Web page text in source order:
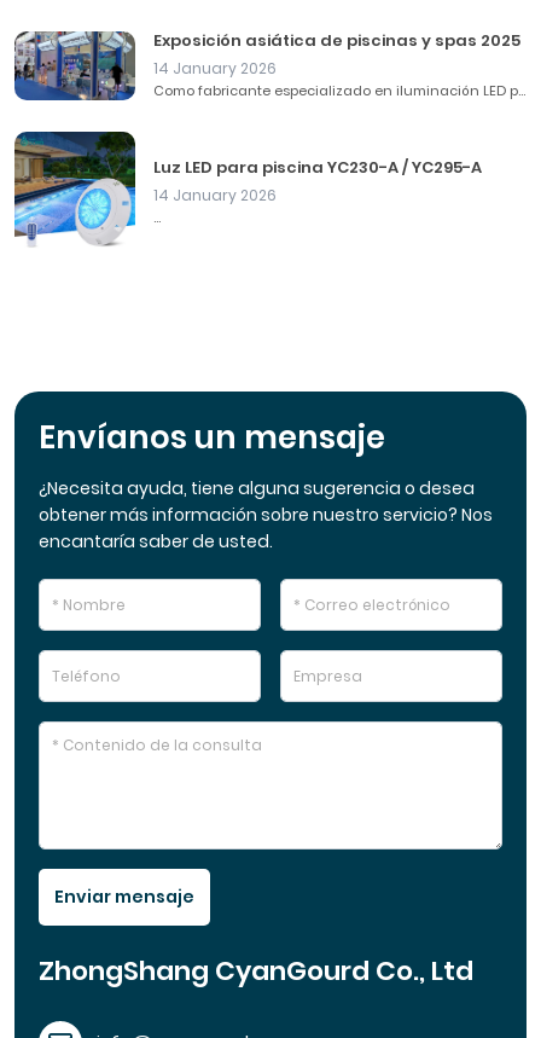
Exposición asiática de piscinas y spas 2025
14 January 2026
Como fabricante especializado en iluminación LED p...
Luz LED para piscina YC230-A / YC295-A
14 January 2026
...
Envíanos un mensaje
¿Necesita ayuda, tiene alguna sugerencia o desea
obtener más información sobre nuestro servicio? Nos
encantaría saber de usted.
Enviar mensaje
ZhongShang CyanGourd Co., Ltd